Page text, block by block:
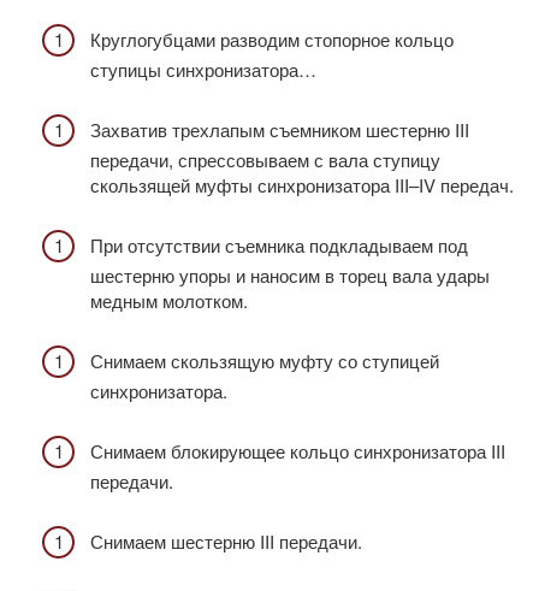
Круглогубцами разводим стопорное кольцо
ступицы синхронизатора…
Захватив трехлапым съемником шестерню III
передачи, спрессовываем с вала ступицу
скользящей муфты синхронизатора III–IV передач.
При отсутствии съемника подкладываем под
шестерню упоры и наносим в торец вала удары
медным молотком.
Снимаем скользящую муфту со ступицей
синхронизатора.
Снимаем блокирующее кольцо синхронизатора III
передачи.
Снимаем шестерню III передачи.